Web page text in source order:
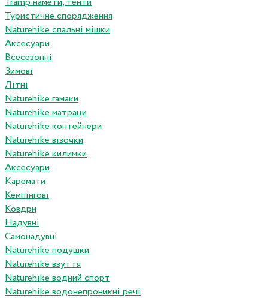
Туристичне спорядження
Naturehike спальні мішки
Аксесуари
Всесезонні
Зимові
Літні
Naturehike гамаки
Naturehike матраци
Naturehike контейнери
Naturehike візочки
Naturehike килимки
Аксесуари
Каремати
Кемпінгові
Ковдри
Надувні
Самонадувні
Naturehike подушки
Naturehike взуття
Naturehike водний спорт
Naturehike водонепроникні речі